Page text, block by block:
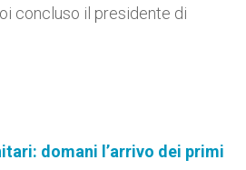
concluso il presidente di
domani l’arrivo dei primi